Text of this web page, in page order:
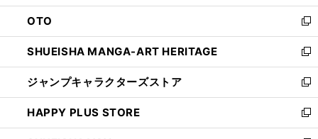
ウ
で
開
く
ン
ド
ウ
で
開
く
OTO
新
し
い
ウ
ィ
ン
ド
ウ
SHUEISHA MANGA-ART HERITAGE
新
し
い
ウ
ィ
ン
ジャンプキャラクターズストア
新
し
い
ウ
HAPPY PLUS STORE
新
し